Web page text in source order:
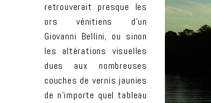
retrouverait presque les
ors vénitiens d’un
Giovanni Bellini, ou sinon
les altérations visuelles
dues aux nombreuses
couches de vernis jaunies
de n’importe quel tableau